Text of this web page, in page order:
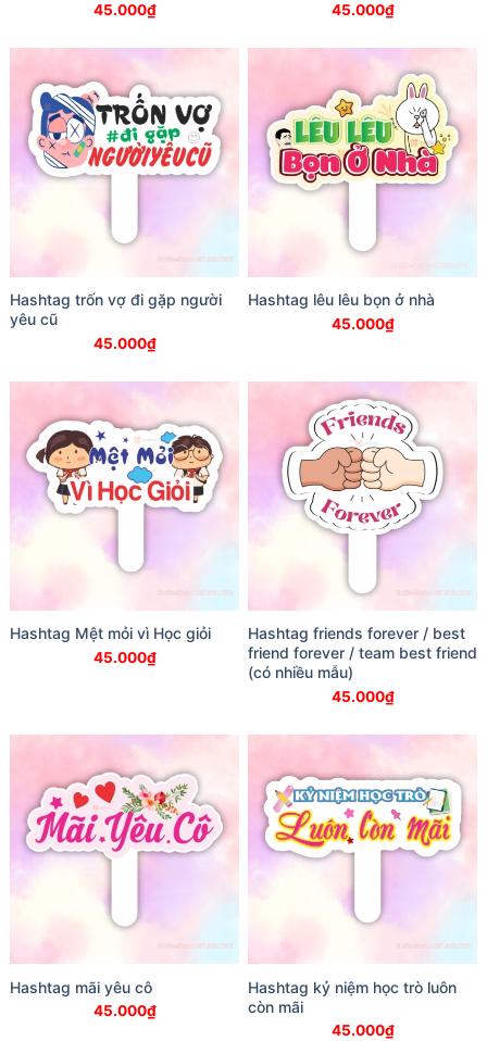
45.000₫ 45.000₫
Hashtag trốn vợ đi gặp người
yêu cũ
45.000₫
Hashtag lêu lêu bọn ở nhà
45.000₫
Hashtag Mệt mỏi vì Học giỏi
45.000₫
Hashtag friends forever / best
friend forever / team best friend
(có nhiều mẫu)
45.000₫
Hashtag mãi yêu cô
45.000₫
Hashtag kỷ niệm học trò luôn
còn mãi
45.000₫